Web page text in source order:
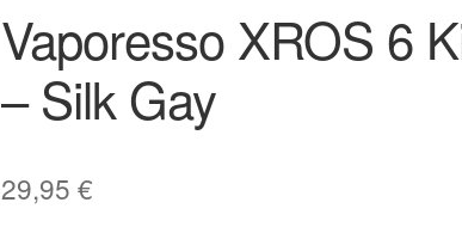
Vaporesso XROS 6
– Silk Gay
29,95€